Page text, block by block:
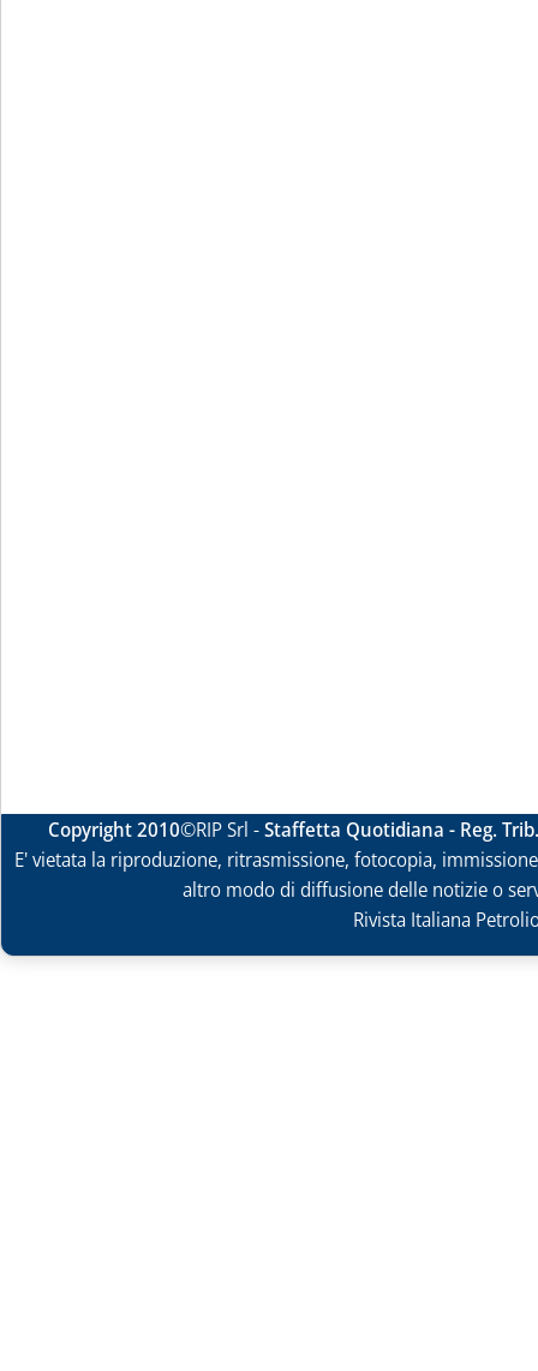
Copyright 2010©RIP Srl -Staffetta Quotidiana - Reg.
E' vietata la riproduzione, ritrasmissione, fotocopia,
altro modo di diffusione delle notizie o
Rivista Italiana